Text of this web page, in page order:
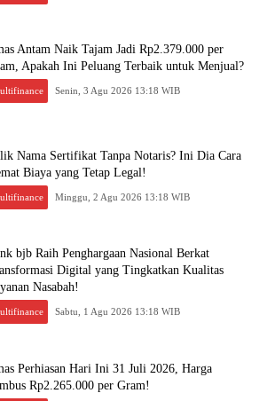
Antam Naik Tajam Jadi Rp2.379.000 per
Apakah Ini Peluang Terbaik untuk Menjual?
Senin, 3 Agu 2026 13:18 WIB
Nama Sertifikat Tanpa Notaris? Ini Dia Cara
Biaya yang Tetap Legal!
Minggu, 2 Agu 2026 13:18 WIB
bjb Raih Penghargaan Nasional Berkat
Digital yang Tingkatkan Kualitas
Nasabah!
Sabtu, 1 Agu 2026 13:18 WIB
Perhiasan Hari Ini 31 Juli 2026, Harga
Rp2.265.000 per Gram!